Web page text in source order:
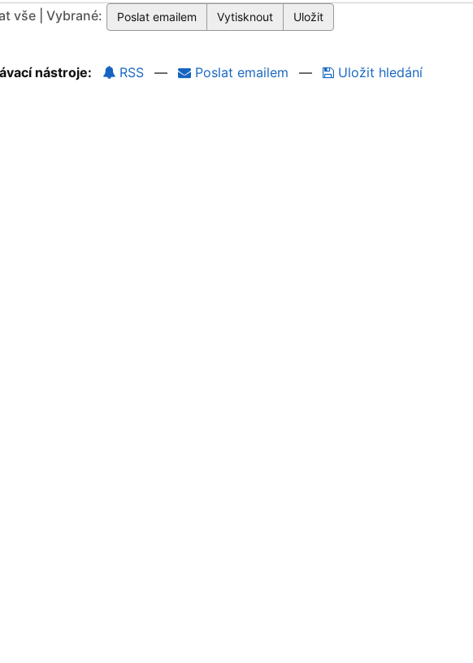
vše | Vybrané:
nástroje: RSS — Poslat emailem — Uložit hledání